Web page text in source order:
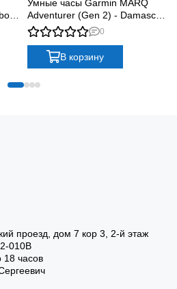
и планировать удар, а вне
нагрузку и
активность.
Умные часы Garmin MARQ
Adventurer (Gen 2) - Damascus
Steel Edition
0
В корзину
проезд, дом 7 кор 3, 2-й этаж
010В
часов